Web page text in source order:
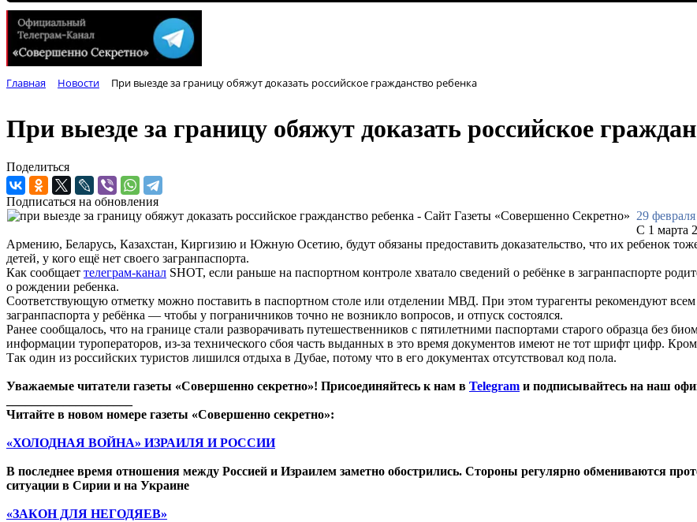
Главная Новости При выезде за границу обяжут доказать российское гражданство ребенка
При выезде за границу обяжут доказать российское
Поделиться
Подписаться на обновления
29
С 1 марта
Армению, Беларусь, Казахстан, Киргизию и Южную Осетию, будут обязаны предоставить доказательство, что их ребенок
детей, у кого ещё нет своего загранпаспорта.
Как сообщает телеграм-канал SHOT, если раньше на паспортном контроле хватало сведений о ребёнке в загранпаспорте
о рождении ребенка.
Соответствующую отметку можно поставить в паспортном столе или отделении МВД. При этом турагенты рекомендуют
загранпаспорта у ребёнка — чтобы у пограничников точно не возникло вопросов, и отпуск состоялся.
Ранее сообщалось, что на границе стали разворачивать путешественников с пятилетними паспортами старого образца без
информации туроператоров, из-за технического сбоя часть выданных в это время документов имеют не тот шрифт цифр.
Так один из российских туристов лишился отдыха в Дубае, потому что в его документах отсутствовал код пола.
Уважаемые читатели газеты «Совершенно секретно»! Присоединяйтесь к нам в Telegram и подписывайтесь на наш
Читайте в новом номере газеты «Совершенно секретно»:
«ХОЛОДНАЯ ВОЙНА» ИЗРАИЛЯ И РОССИИ
В последнее время отношения между Россией и Израилем заметно обострились. Стороны регулярно обмениваются
ситуации в Сирии и на Украине
«ЗАКОН ДЛЯ НЕГОДЯЕВ»